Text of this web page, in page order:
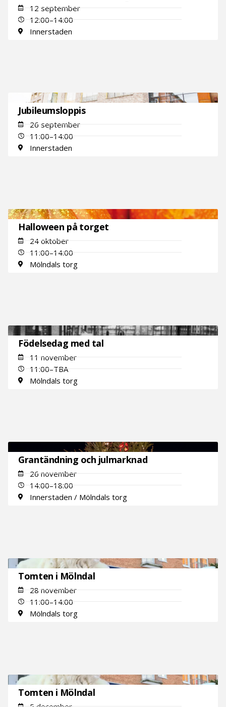
12 september
12:00–14:00
Innerstaden
Jubileumsloppis
26 september
11:00–14:00
Innerstaden
Halloween på torget
24 oktober
11:00–14:00
Mölndals torg
Födelsedag med tal
11 november
11:00–TBA
Mölndals torg
Grantändning och julmarknad
26 november
14:00–18:00
Innerstaden / Mölndals torg
Tomten i Mölndal
28 november
11:00–14:00
Mölndals torg
Tomten i Mölndal